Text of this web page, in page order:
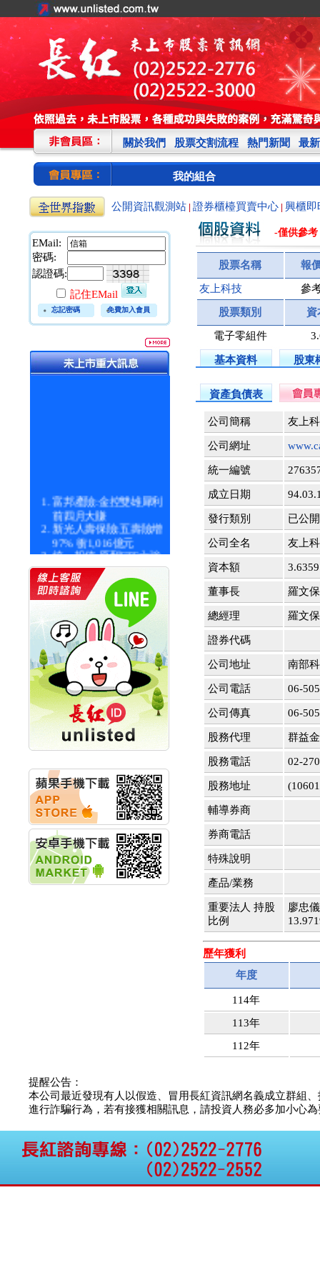
關於我們 股票交割流程 熱門新聞 最
我的組合
公開資訊觀測站 證券櫃檯買賣中心 興櫃即
EMail:
密碼:
認證碼:
記住EMail
忘記密碼 免費加入會員
富邦產險:金控雙雄犀利
前四月大賺
新光人壽保險:五壽險增
97% 衝1,016億元
統一投信:原型ETF六強
漲逾九成
統一投信:主動式ETF溢
價 被盯上
新光人壽保險:新壽Q1外
價金將達996億
宇辰系統科技:宇辰業績
創新高 啟動興櫃轉上櫃
計畫
明緯企業:明緯永續科技
競賽 以電源驅動善的力
量
秀育企業:秀育SHO-U儲
能系統 獲國內首張CNS
認證
從容擁抱台股主流
華旭先進:代重要子公司
碩通散熱股份有限公司
公告董事會通過發言人
及代理發
華旭先進:代重要子公司
碩通散熱股份有限公司
公告董事會決議發行員
工認股權
格斯科技*:公告調整本
公司私募專區資訊(董事
會決議日起兩日內應申
115/05/12重訊內容(停
將捷:代子公司忠明營造
工程股份有限公司公告
-僅供參考
股票名稱 報
友上科技 參
股票類別 資
電子零組件
基本資料 股東
資產負債表
公司簡稱 友上
公司網址
統一編號
成立日期
發行類別 已公
公司全名 友上
資本額
董事長 羅文保
總經理 羅文保
證券代碼
公司地址 南部
公司電話 06-
公司傳真 06-
股務代理 群益
股務電話 02-
股務地址
輔導券商
券商電話
特殊說明
產品/業務
重要法人 持股
比例
廖忠
歷年獲利
年度
114年
113年
112年
提醒公告：
本公司最近發現有人以假造、冒用長紅資訊網名義成立群組
進行詐騙行為，若有接獲相關訊息，請投資人務必多加小心